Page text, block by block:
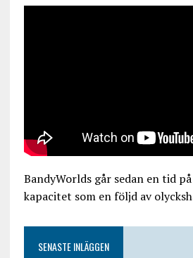
BandyWorlds går sedan en tid
kapacitet som en följd av
SENASTE INLÄGGEN